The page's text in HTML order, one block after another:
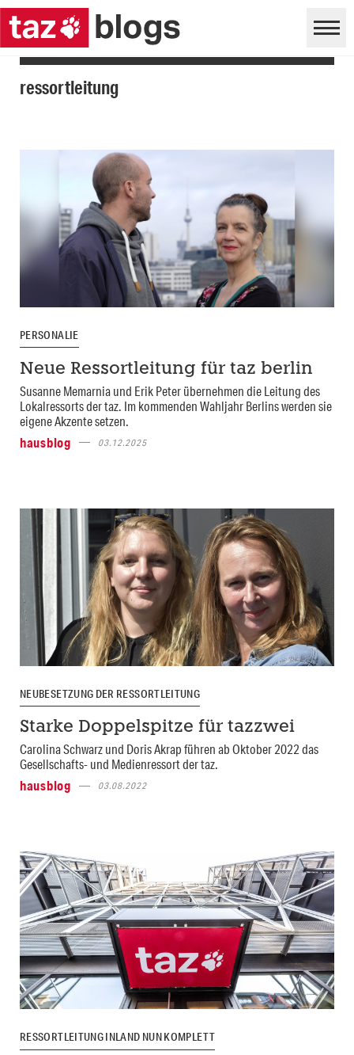
ressortleitung
PERSONALIE
Neue Ressortleitung für taz berlin
Susanne Memarnia und Erik Peter übernehmen die Leitung des
Lokalressorts der taz. Im kommenden Wahljahr Berlins werden sie
eigene Akzente setzen.
hausblog
03.12.2025
NEUBESETZUNG DER RESSORTLEITUNG
Starke Doppelspitze für tazzwei
Carolina Schwarz und Doris Akrap führen ab Oktober 2022 das
Gesellschafts- und Medienressort der taz.
hausblog
03.08.2022
RESSORTLEITUNG INLAND NUN KOMPLETT